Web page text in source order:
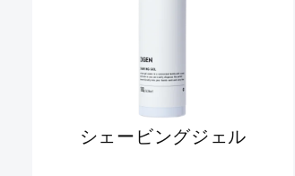
シェービングジェル